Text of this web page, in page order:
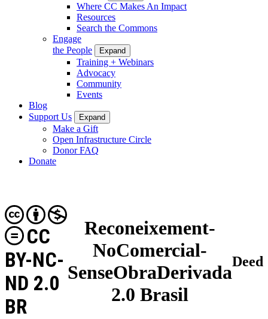
Where CC Makes An Impact
Resources
Search the Commons
Engage
the People
Expand
Training + Webinars
Advocacy
Community
Events
Blog
Support Us
Expand
Make a Gift
Open Infrastructure Circle
Donor FAQ
Donate
Reconeixement-
NoComercial-
SenseObraDerivada
2.0 Brasil
CC
BY-NC-
ND 2.0
BR
Deed